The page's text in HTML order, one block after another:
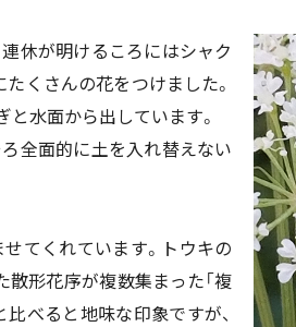
休が明けるころにはシャク
くさんの花をつけました。
と水面から出しています。
全面的に土を入れ替えない
てくれています。トウキの
形花序が複数集まった「複
べると地味な印象ですが、